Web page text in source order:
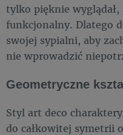
tylko pięknie wyglądał,
funkcjonalny. Dlatego
swojej sypialni, aby
nie wprowadzić
Geometryczne
Styl art deco
do całkowitej symetrii